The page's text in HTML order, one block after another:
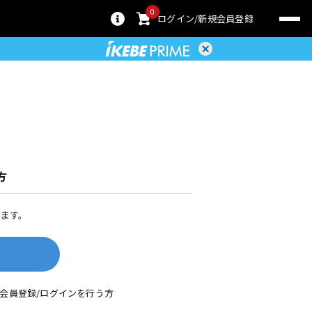
0
ログイン 新規会員登録
す。
員登録/ログインを行う方